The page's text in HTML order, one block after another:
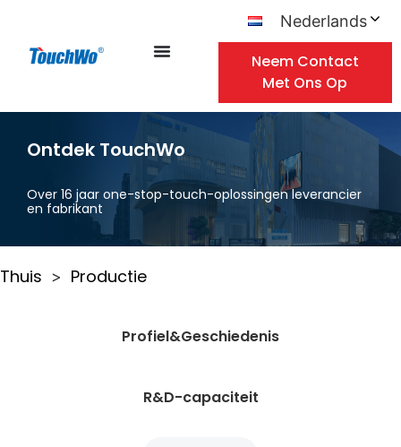
Nederlands
Neem Contact
Met Ons Op
Ontdek TouchWo
Over 16 jaar one-stop-touch-oplossingen leverancier
en fabrikant
Thuis > Productie
Profiel&Geschiedenis
R&D-capaciteit